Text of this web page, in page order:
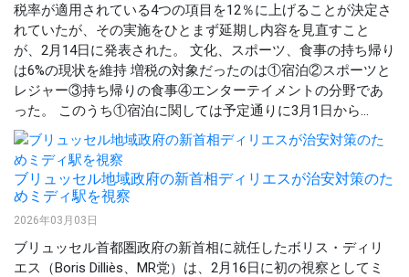
税率が適用されている4つの項目を12％に上げることが決定さ
れていたが、その実施をひとまず延期し内容を見直すこと
が、2月14日に発表された。 文化、スポーツ、食事の持ち帰り
は6%の現状を維持 増税の対象だったのは①宿泊②スポーツと
レジャー③持ち帰りの食事④エンターテイメントの分野であ
った。 このうち①宿泊に関しては予定通りに3月1日から...
ブリュッセル地域政府の新首相ディリエスが治安対策のた
めミディ駅を視察
2026年03月03日
ブリュッセル首都圏政府の新首相に就任したボリス・ディリ
エス（Boris Dilliès、MR党）は、2月16日に初の視察としてミ